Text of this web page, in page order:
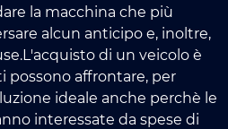
la macchina che più
alcun anticipo e, inoltre,
di un veicolo è
possono affrontare, per
ideale anche perchè le
interessate da spese di